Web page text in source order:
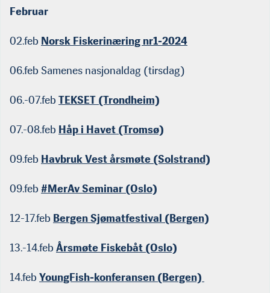
Februar
02.feb Norsk Fiskerinæring nr1-2024
06.feb Samenes nasjonaldag (tirsdag)
06.-07.feb TEKSET (Trondheim)
07.-08.feb Håp i Havet (Tromsø)
09.feb Havbruk Vest årsmøte (Solstrand)
09.feb #MerAv Seminar (Oslo)
12-17.feb Bergen Sjømatfestival (Bergen)
13.-14.feb Årsmøte Fiskebåt (Oslo)
14.feb YoungFish-konferansen (Bergen)